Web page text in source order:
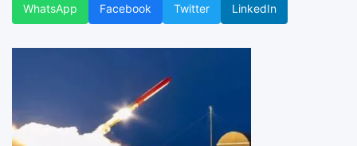
WhatsApp Facebook Twitter LinkedIn